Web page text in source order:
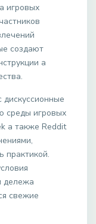
игровых
создают
а
среды игровых
а также Reddit
практикой.
дележа
свежие